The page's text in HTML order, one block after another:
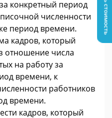
конкретный период
численности
период времени.
кадров, который
отношение числа
на работу за
времени, к
работников
времени.
кадров, который